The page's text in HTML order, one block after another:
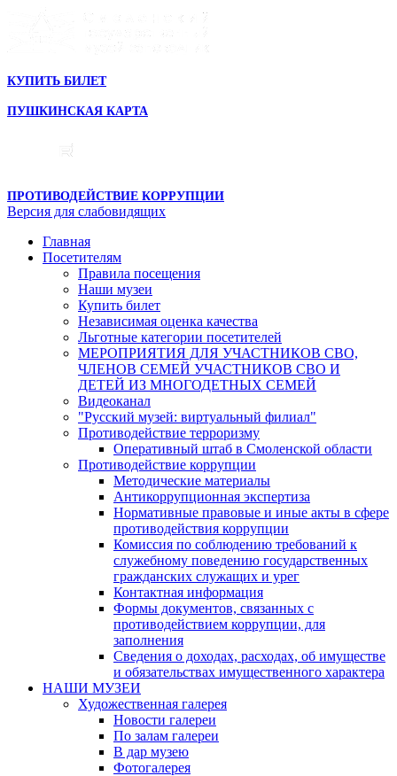
КУПИТЬ БИЛЕТ
ПУШКИНСКАЯ КАРТА
ПРОТИВОДЕЙСТВИЕ КОРРУПЦИИ
Версия для слабовидящих
Главная
Посетителям
Правила посещения
Наши музеи
Купить билет
Независимая оценка качества
Льготные категории посетителей
МЕРОПРИЯТИЯ ДЛЯ УЧАСТНИКОВ СВО,
ЧЛЕНОВ СЕМЕЙ УЧАСТНИКОВ СВО И
ДЕТЕЙ ИЗ МНОГОДЕТНЫХ СЕМЕЙ
Видеоканал
"Русский музей: виртуальный филиал"
Противодействие терроризму
Оперативный штаб в Смоленской области
Противодействие коррупции
Методические материалы
Антикоррупционная экспертиза
Нормативные правовые и иные акты в сфере
противодействия коррупции
Комиссия по соблюдению требований к
служебному поведению государственных
гражданских служащих и урег
Контактная информация
Формы документов, связанных с
противодействием коррупции, для
заполнения
Сведения о доходах, расходах, об имуществе
и обязательствах имущественного характера
НАШИ МУЗЕИ
Художественная галерея
Новости галереи
По залам галереи
В дар музею
Фотогалерея